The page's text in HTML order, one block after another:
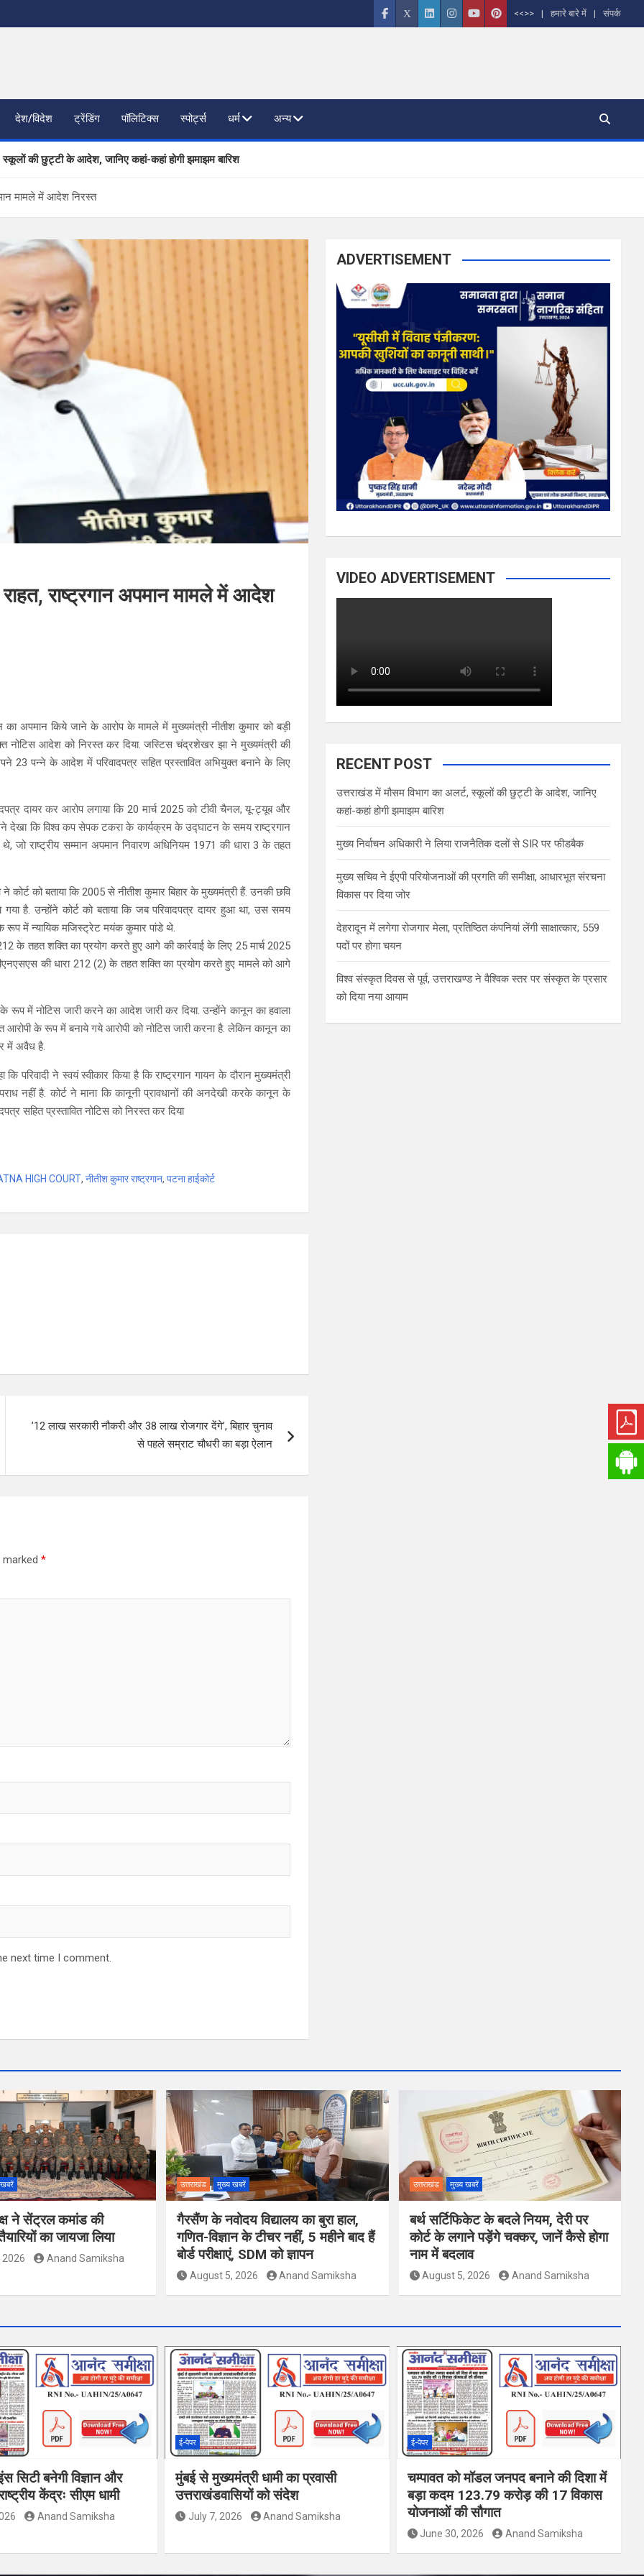
<<>> हमारे बारे में संपर्क
देश/विदेश ट्रेंडिंग पॉलिटिक्स स्पोर्ट्स धर्म अन्य
स्कूलों की छुट्टी के आदेश, जानिए कहां-कहां होगी झमाझम बारिश
दलों से SIR पर फीडबैक
कंपनियां लेंगी साक्षात्कार; 559 पदों पर होगा चयन
ने वैश्विक स्तर पर संस्कृत के प्रसार को दिया नया आयाम
मामले में आदेश निरस्त
राष्ट्रगान अपमान मामले में आदेश
का अपमान किये जाने के आरोप के मामले में मुख्यमंत्री नीतीश कुमार को बड़ी
नोटिस आदेश को निरस्त कर दिया. जस्टिस चंद्रशेखर झा ने मुख्यमंत्री की
23 पन्ने के आदेश में परिवादपत्र सहित प्रस्तावित अभियुक्त बनाने के लिए
दायर कर आरोप लगाया कि 20 मार्च 2025 को टीवी चैनल, यू-ट्यूब और
देखा कि विश्व कप सेपक टकरा के कार्यक्रम के उद्घाटन के समय राष्ट्रगान
राष्ट्रीय सम्मान अपमान निवारण अधिनियम 1971 की धारा 3 के तहत
कोर्ट को बताया कि 2005 से नीतीश कुमार बिहार के मुख्यमंत्री हैं. उनकी छवि
है. उन्होंने कोर्ट को बताया कि जब परिवादपत्र दायर हुआ था, उस समय
में न्यायिक मजिस्ट्रेट मयंक कुमार पांडे थे.
के तहत शक्ति का प्रयोग करते हुए आगे की कार्रवाई के लिए 25 मार्च 2025
की धारा 212 (2) के तहत शक्ति का प्रयोग करते हुए मामले को आगे
के रूप में नोटिस जारी करने का आदेश जारी कर दिया. उन्होंने कानून का हवाला
आरोपी के रूप में बनाये गये आरोपी को नोटिस जारी करना है. लेकिन कानून का
में अवैध है.
कि परिवादी ने स्वयं स्वीकार किया है कि राष्ट्रगान गायन के दौरान मुख्यमंत्री
नहीं है. कोर्ट ने माना कि कानूनी प्रावधानों की अनदेखी करके कानून के
सहित प्रस्तावित नोटिस को निरस्त कर दिया
HIGH COURT, नीतीश कुमार राष्ट्रगान, पटना हाईकोर्ट
’12 लाख सरकारी नौकरी और 38 लाख रोजगार देंगे’, बिहार चुनाव
से पहले सम्राट चौधरी का बड़ा ऐलान
marked *
next time I comment.
ADVERTISEMENT
VIDEO ADVERTISEMENT
RECENT POST
उत्तराखंड में मौसम विभाग का अलर्ट, स्कूलों की छुट्टी के आदेश, जानिए
कहां-कहां होगी झमाझम बारिश
मुख्य निर्वाचन अधिकारी ने लिया राजनैतिक दलों से SIR पर फीडबैक
मुख्य सचिव ने ईएपी परियोजनाओं की प्रगति की समीक्षा, आधारभूत संरचना
विकास पर दिया जोर
देहरादून में लगेगा रोजगार मेला, प्रतिष्ठित कंपनियां लेंगी साक्षात्कार; 559
पदों पर होगा चयन
विश्व संस्कृत दिवस से पूर्व, उत्तराखण्ड ने वैश्विक स्तर पर संस्कृत के प्रसार
को दिया नया आयाम
ने सेंट्रल कमांड की
का जायजा लिया
Anand Samiksha
उत्तराखंड मुख्य खबरें
गैरसैंण के नवोदय विद्यालय का बुरा हाल,
गणित-विज्ञान के टीचर नहीं, 5 महीने बाद हैं
बोर्ड परीक्षाएं, SDM को ज्ञापन
August 5, 2026 Anand Samiksha
उत्तराखंड मुख्य खबरें
बर्थ सर्टिफिकेट के बदले नियम, देरी पर
कोर्ट के लगाने पड़ेंगे चक्कर, जानें कैसे होगा
नाम में बदलाव
August 5, 2026 Anand Samiksha
सिटी बनेगी विज्ञान और
केंद्रः सीएम धामी
Anand Samiksha
ई-पेपर
मुंबई से मुख्यमंत्री धामी का प्रवासी
उत्तराखंडवासियों को संदेश
July 7, 2026 Anand Samiksha
ई-पेपर
चम्पावत को मॉडल जनपद बनाने की दिशा में
बड़ा कदम 123.79 करोड़ की 17 विकास
योजनाओं की सौगात
June 30, 2026 Anand Samiksha